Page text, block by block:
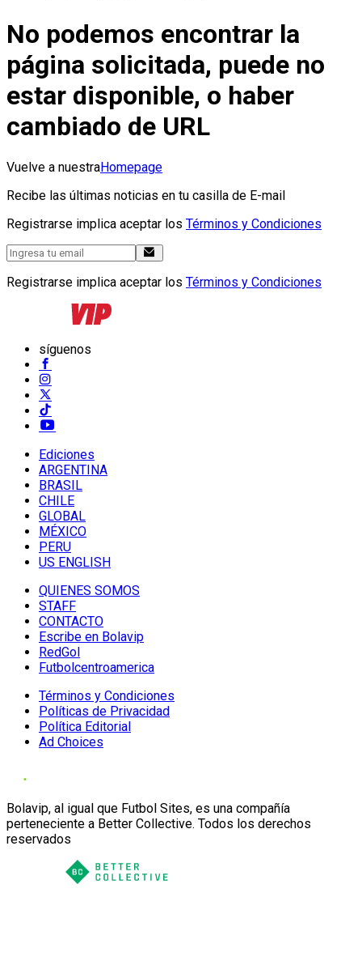
No podemos encontrar la
página solicitada, puede no
estar disponible, o haber
cambiado de URL
Vuelve a nuestraHomepage
Recibe las últimas noticias en tu casilla de E-mail
Registrarse implica aceptar los Términos y Condiciones
Registrarse implica aceptar los Términos y Condiciones
síguenos
Ediciones
ARGENTINA
BRASIL
CHILE
GLOBAL
MÉXICO
PERU
US ENGLISH
QUIENES SOMOS
STAFF
CONTACTO
Escribe en Bolavip
RedGol
Futbolcentroamerica
Términos y Condiciones
Políticas de Privacidad
Política Editorial
Ad Choices
Bolavip, al igual que Futbol Sites, es una compañía
perteneciente a Better Collective. Todos los derechos
reservados